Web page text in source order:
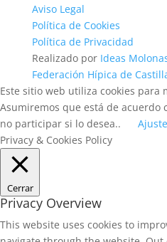
Aviso Legal
Política de Cookies
Política de Privacidad
Realizado por Ideas
Federación Hípica de
Este sitio web utiliza cookies para
Asumiremos que está de
no participar si lo desea..
Privacy & Cookies Policy
Cerrar
Privacy Overview
This website uses cookies to